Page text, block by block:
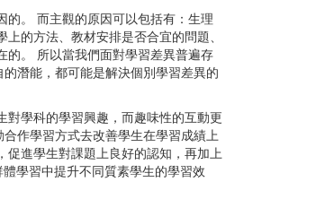
。 而主觀的原因可以包括有：生理
的方法、教材安排是否合宜的問題、
的。 所以當我們面對學習差異普遍存
潛能，都可能是解決個別學習差異的
學科的學習興趣，而趣味性的互動更
作學習方式去改善學生在學習成績上
進學生對課題上良好的認知，再加上
學習中提升不同質素學生的學習效